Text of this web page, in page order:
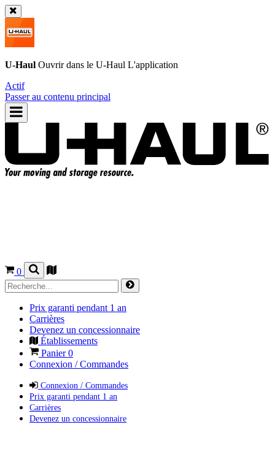
U-Haul Ouvrir dans le U-Haul L'application
Actif
Passer au contenu principal
0
Prix garanti pendant 1 an
Carrières
Devenez un concessionnaire
Établissements
Panier0
Connexion / Commandes
Connexion / Commandes
Prix garanti pendant 1 an
Carrières
Devenez un concessionnaire